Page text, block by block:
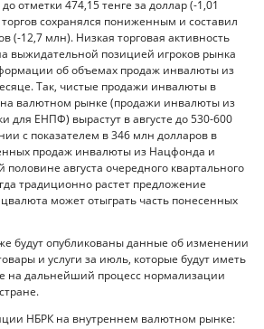
отметки 474,15 тенге за доллар (-1,01
сохранялся пониженным и составил
(-12,7 млн). Низкая торговая активность
выжидательной позицией игроков рынка
об объемах продаж инвалюты из
Так, чистые продажи инвалюты в
валютном рынке (продажи инвалюты из
для ЕНПФ) вырастут в августе до 530-600
с показателем в 346 млн долларов в
продаж инвалюты из Нацфонда и
половине августа очередного квартального
традиционно растет предложение
может отыграть часть понесенных
будут опубликованы данные об изменении
и услуги за июль, которые будут иметь
на дальнейший процесс нормализации
НБРК на внутреннем валютном рынке: